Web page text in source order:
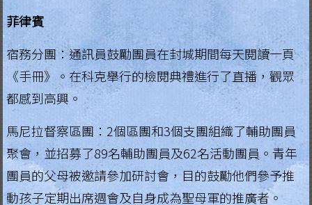
菲律賓
宿務分團：通訊員鼓勵團員在封城期間每天閱讀一頁
《手冊》。在科克舉行的檢閱典禮進行了直播，觀眾
都感到高興。
馬尼拉督察區團：2個區團和3個支團組織了輔助團員
聚會，並招募了89名輔助團員及62名活動團員。青年
團員的父母被邀請參加研討會，目的鼓勵他們參予推
動孩子定期出席週會及自身成為聖母軍的推廣者。